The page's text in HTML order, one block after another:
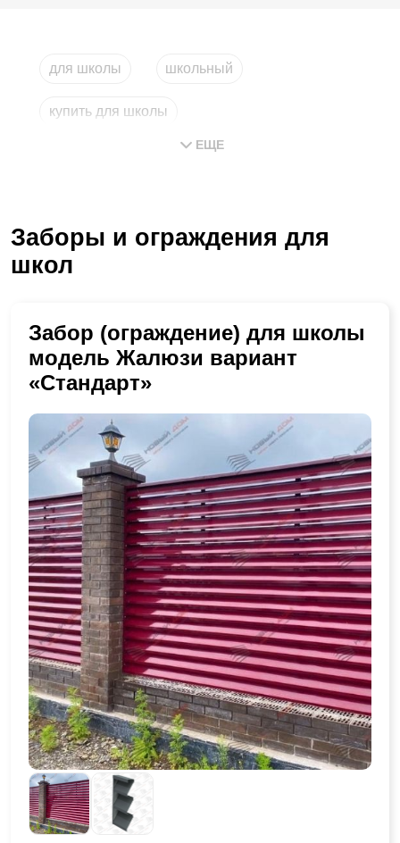
для школы школьный
купить для школы
ЕЩЕ
Заборы и ограждения для
школ
Забор (ограждение) для школы
модель Жалюзи вариант
«Стандарт»